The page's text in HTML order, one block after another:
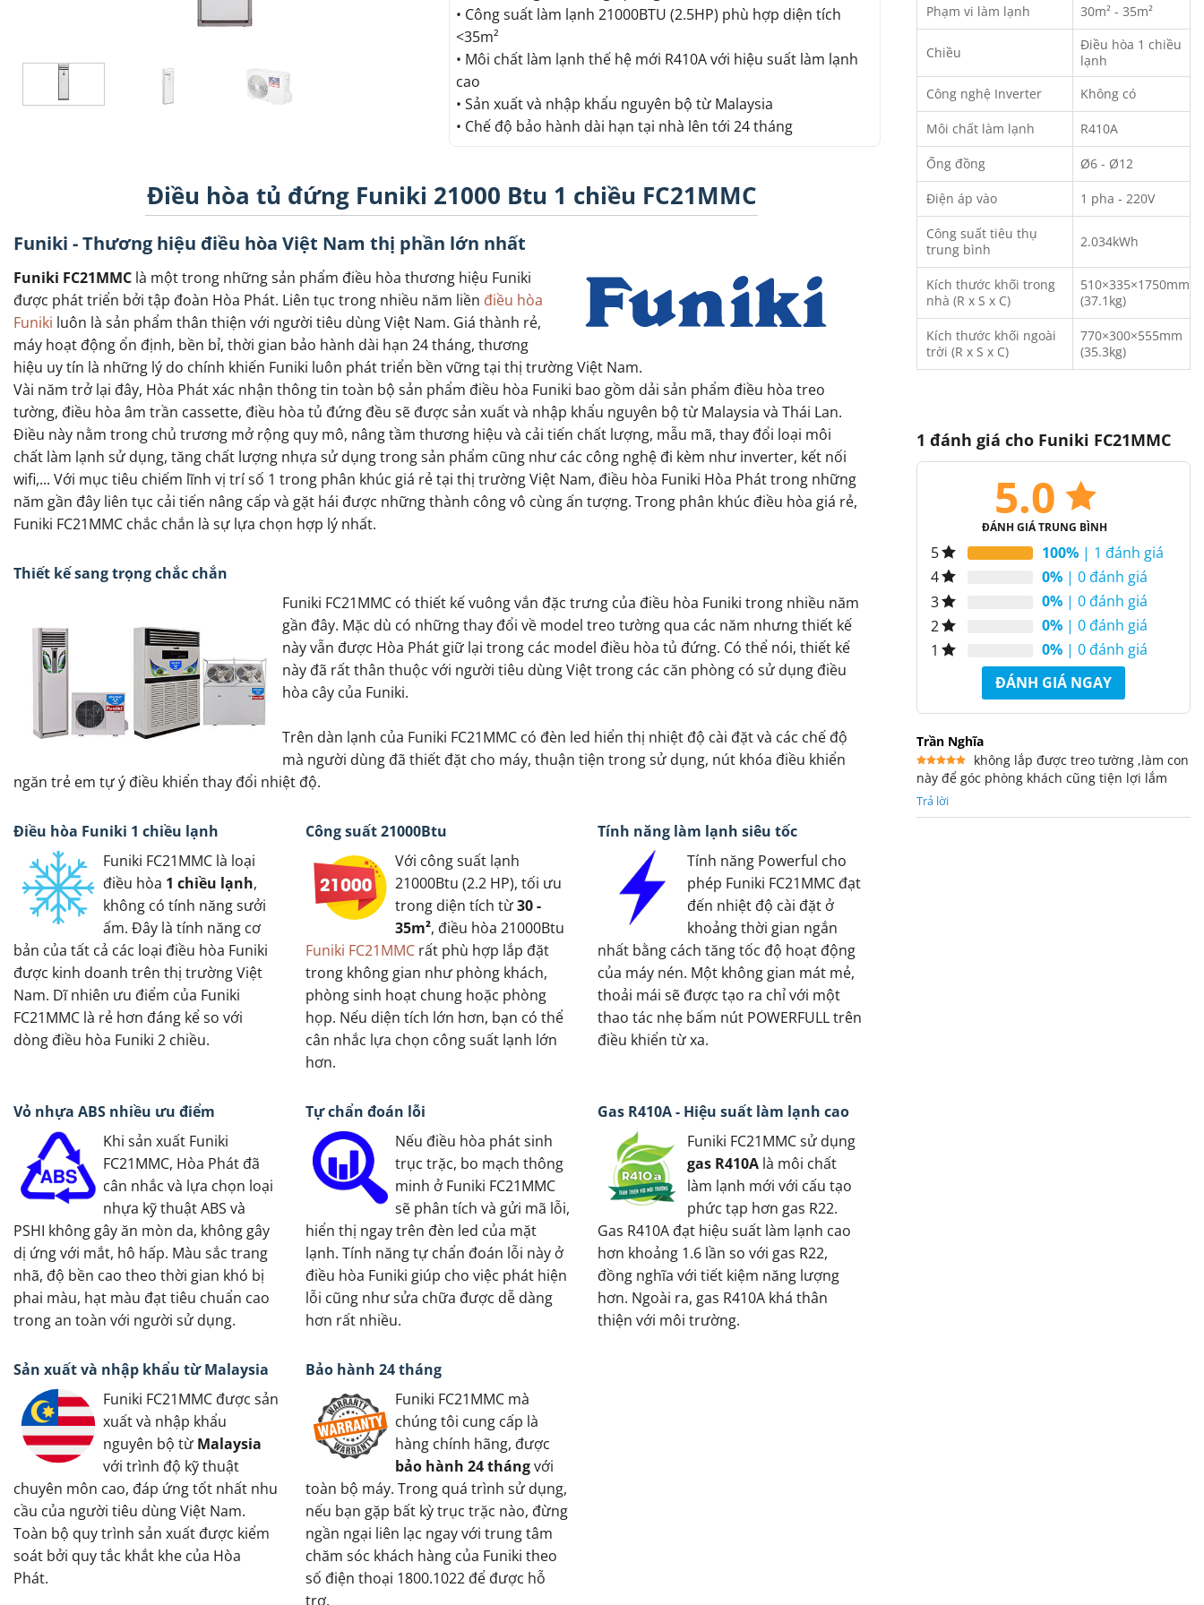
• Công suất làm lạnh 21000BTU (2.5HP) phù hợp diện tích
<35m²
• Môi chất làm lạnh thế hệ mới R410A với hiệu suất làm lạnh
cao
• Sản xuất và nhập khẩu nguyên bộ từ Malaysia
• Chế độ bảo hành dài hạn tại nhà lên tới 24 tháng
Điều hòa tủ đứng Funiki 21000 Btu 1 chiều FC21MMC
Funiki - Thương hiệu điều hòa Việt Nam thị phần lớn nhất
Funiki FC21MMC là một trong những sản phẩm điều hòa thương hiệu Funiki
được phát triển bởi tập đoàn Hòa Phát. Liên tục trong nhiều năm liền điều hòa
Funiki luôn là sản phẩm thân thiện với người tiêu dùng Việt Nam. Giá thành rẻ,
máy hoạt động ổn định, bền bỉ, thời gian bảo hành dài hạn 24 tháng, thương
hiệu uy tín là những lý do chính khiến Funiki luôn phát triển bền vững tại thị trường Việt Nam.
Vài năm trở lại đây, Hòa Phát xác nhận thông tin toàn bộ sản phẩm điều hòa Funiki bao gồm dải sản phẩm điều hòa treo
tường, điều hòa âm trần cassette, điều hòa tủ đứng đều sẽ được sản xuất và nhập khẩu nguyên bộ từ Malaysia và Thái Lan.
Điều này nằm trong chủ trương mở rộng quy mô, nâng tầm thương hiệu và cải tiến chất lượng, mẫu mã, thay đổi loại môi
chất làm lạnh sử dụng, tăng chất lượng nhựa sử dụng trong sản phẩm cũng như các công nghệ đi kèm như inverter, kết nối
wifi,... Với mục tiêu chiếm lĩnh vị trí số 1 trong phân khúc giá rẻ tại thị trường Việt Nam, điều hòa Funiki Hòa Phát trong những
năm gần đây liên tục cải tiến nâng cấp và gặt hái được những thành công vô cùng ấn tượng. Trong phân khúc điều hòa giá rẻ,
Funiki FC21MMC chắc chắn là sự lựa chọn hợp lý nhất.
Thiết kế sang trọng chắc chắn
Funiki FC21MMC có thiết kế vuông vắn đặc trưng của điều hòa Funiki trong nhiều năm
gần đây. Mặc dù có những thay đổi về model treo tường qua các năm nhưng thiết kế
này vẫn được Hòa Phát giữ lại trong các model điều hòa tủ đứng. Có thể nói, thiết kế
này đã rất thân thuộc với người tiêu dùng Việt trong các căn phòng có sử dụng điều
hòa cây của Funiki.
Trên dàn lạnh của Funiki FC21MMC có đèn led hiển thị nhiệt độ cài đặt và các chế độ
mà người dùng đã thiết đặt cho máy, thuận tiện trong sử dụng, nút khóa điều khiển
ngăn trẻ em tự ý điều khiển thay đổi nhiệt độ.
Điều hòa Funiki 1 chiều lạnh
Funiki FC21MMC là loại
điều hòa 1 chiều lạnh,
không có tính năng sưởi
ấm. Đây là tính năng cơ
bản của tất cả các loại điều hòa Funiki
được kinh doanh trên thị trường Việt
Nam. Dĩ nhiên ưu điểm của Funiki
FC21MMC là rẻ hơn đáng kể so với
dòng điều hòa Funiki 2 chiều.
Công suất 21000Btu
Với công suất lạnh
21000Btu (2.2 HP), tối ưu
trong diện tích từ30 -
35m², điều hòa 21000Btu
Funiki FC21MMCrất phù hợp lắp đặt
trong không gian như phòng khách,
phòng sinh hoạt chung hoặc phòng
họp. Nếu diện tích lớn hơn, bạn có thể
cân nhắc lựa chọn công suất lạnh lớn
hơn.
Tính năng làm lạnh siêu tốc
Tính năng Powerful cho
phép Funiki FC21MMC đạt
đến nhiệt độ cài đặt ở
khoảng thời gian ngắn
nhất bằng cách tăng tốc độ hoạt động
của máy nén. Một không gian mát mẻ,
thoải mái sẽ được tạo ra chỉ với một
thao tác nhẹ bấm nút POWERFULL trên
điều khiển từ xa.
Vỏ nhựa ABS nhiều ưu điểm
Khi sản xuất Funiki
FC21MMC, Hòa Phát đã
cân nhắc và lựa chọn loại
nhựa kỹ thuật ABS và
PSHI không gây ăn mòn da, không gây
dị ứng với mắt, hô hấp. Màu sắc trang
nhã, độ bền cao theo thời gian khó bị
phai màu, hạt màu đạt tiêu chuẩn cao
trong an toàn với người sử dụng.
Tự chẩn đoán lỗi
Nếu điều hòa phát sinh
trục trặc, bo mạch thông
minh ở Funiki FC21MMC
sẽ phân tích và gửi mã lỗi,
hiển thị ngay trên đèn led của mặt
lạnh. Tính năng tự chẩn đoán lỗi này ở
điều hòa Funiki giúp cho việc phát hiện
lỗi cũng như sửa chữa được dễ dàng
hơn rất nhiều.
Gas R410A - Hiệu suất làm lạnh cao
Funiki FC21MMC sử dụng
gas R410Alà môi chất
làm lạnh mới với cấu tạo
phức tạp hơn gas R22.
Gas R410A đạt hiệu suất làm lạnh cao
hơn khoảng 1.6 lần so với gas R22,
đồng nghĩa với tiết kiệm năng lượng
hơn. Ngoài ra, gas R410A khá thân
thiện với môi trường.
Sản xuất và nhập khẩu từ Malaysia
Funiki FC21MMC được sản
xuất và nhập khẩu
nguyên bộ từ Malaysia
với trình độ kỹ thuật
chuyên môn cao, đáp ứng tốt nhất nhu
cầu của người tiêu dùng Việt Nam.
Toàn bộ quy trình sản xuất được kiểm
soát bởi quy tắc khắt khe của Hòa
Phát.
Bảo hành 24 tháng
Funiki FC21MMC mà
chúng tôi cung cấp là
hàng chính hãng, được
bảo hành 24 thángvới
toàn bộ máy. Trong quá trình sử dụng,
nếu bạn gặp bất kỳ trục trặc nào, đừng
ngần ngại liên lạc ngay với trung tâm
chăm sóc khách hàng của Funiki theo
số điện thoại 1800.1022 để được hỗ
trợ.
Phạm vi làm lạnh 30m² - 35m²
Chiều
Điều hòa 1 chiều
lạnh
Công nghệ Inverter
Không có
Môi chất làm lạnh R410A
Ống đồng Ø6 - Ø12
Điện áp vào 1 pha - 220V
Công suất tiêu thụ
trung bình
2.034kWh
Kích thước khối trong
nhà (R x S x C)
510×335×1750mm
(37.1kg)
Kích thước khối ngoài
trời (R x S x C)
770×300×555mm
(35.3kg)
1 đánh giá cho Funiki FC21MMC
5.0
ĐÁNH GIÁ TRUNG BÌNH
5 100% | 1 đánh giá
4
0% | 0 đánh giá
3
0% | 0 đánh giá
2
0% | 0 đánh giá
1
0% | 0 đánh giá
ĐÁNH GIÁ NGAY
Trần Nghĩa
Được xếp
hạng 55
sao
không lắp được treo tường ,làm con
này để góc phòng khách cũng tiện lợi lắm
Trả lời